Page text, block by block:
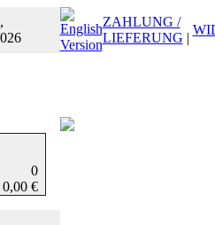
ZAHLUNG /
LIEFERUNG |
0
0,00 €